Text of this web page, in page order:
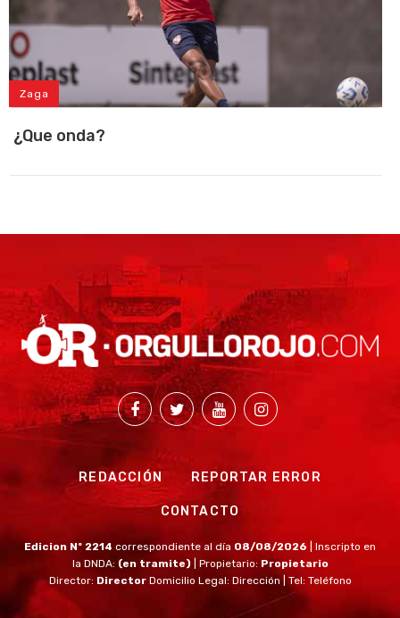
Zaga
¿Que onda?
REDACCIÓN REPORTAR ERROR
CONTACTO
Edicion Nº 2214 correspondiente al día 08/08/2026
| Inscripto en
la DNDA: (en tramite) | Propietario: Propietario
Director: Director Domicilio Legal: Dirección | Tel: Teléfono